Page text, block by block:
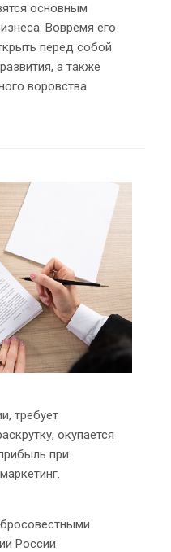
основным
Вовремя его
перед собой
а также
воровства
требует
окупается
при
России